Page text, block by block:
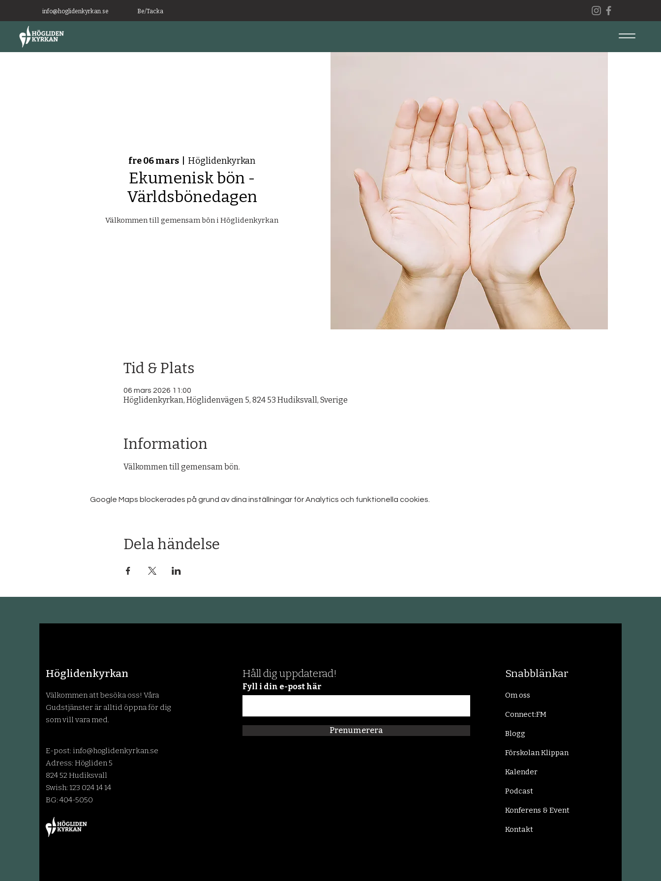
info@hoglidenkyrkan.se Be/Tacka
fre 06 mars Höglidenkyrkan
Ekumenisk bön -
Världsbönedagen
Välkommen till gemensam bön i Höglidenkyrkan
Tid & Plats
06 mars 2026 11:00
Höglidenkyrkan, Höglidenvägen 5, 824 53 Hudiksvall, Sverige
Information
Välkommen till gemensam bön.
Google Maps blockerades på grund av dina inställningar för Analytics och funktionella cookies.
Dela händelse
Höglidenkyrkan
Välkommen att besöka oss! Våra
Gudstjänster är alltid öppna för dig
som vill vara med.
E-post: info@hoglidenkyrkan.se
Adress: Högliden 5
824 52 Hudiksvall
Swish: 123 024 14 14
BG: 404-5050
Håll dig uppdaterad!
Fyll i din e-post här
Prenumerera
Snabblänkar
Om oss
Connect:FM
Blogg
Förskolan Klippan
Kalender
Podcast
Konferens & Event
Kontakt